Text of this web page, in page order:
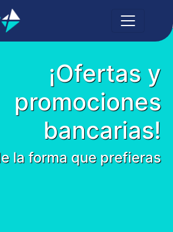
¡Ofertas y
promociones
bancarias!
la forma que prefieras